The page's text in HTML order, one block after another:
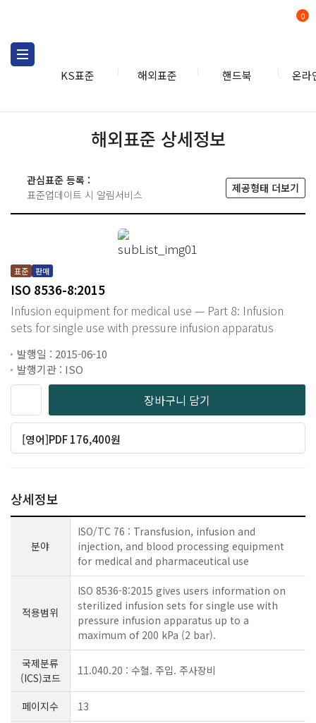
KS표준 해외표준 핸드북 온라
0
해외표준 상세정보
관심표준 등록 :
표준업데이트 시 알림서비스
제공형태 더보기
표준 판매
ISO 8536-8:2015
Infusion equipment for medical use — Part 8: Infusion
sets for single use with pressure infusion apparatus
발행일 : 2015-06-10
발행기관 : ISO
장바구니 담기
[영어]PDF 176,400원
상세정보
분야
ISO/TC 76 : Transfusion, infusion and
injection, and blood processing equipment
for medical and pharmaceutical use
적용범위
ISO 8536-8:2015 gives users information on
sterilized infusion sets for single use with
pressure infusion apparatus up to a
maximum of 200 kPa (2 bar).
국제분류
(ICS)코드
11.040.20 : 수혈. 주입. 주사장비
페이지수 13